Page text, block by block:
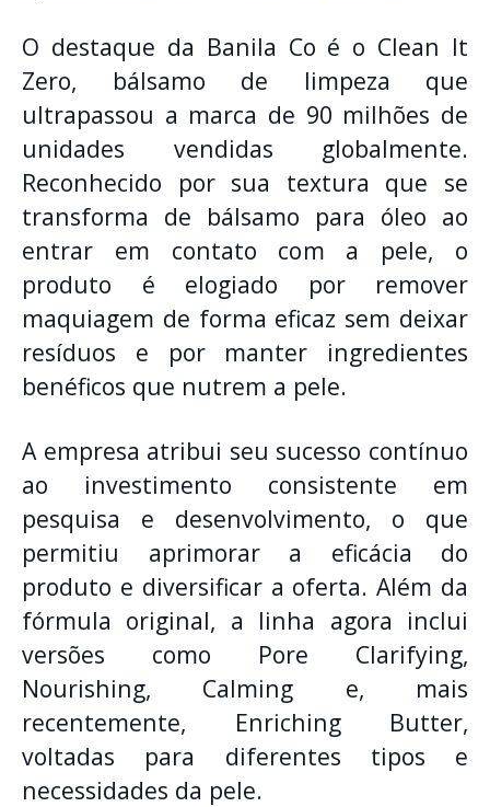
O destaque da Banila Co é o Clean It
Zero, bálsamo de limpeza que
ultrapassou a marca de 90 milhões de
unidades vendidas globalmente.
Reconhecido por sua textura que se
transforma de bálsamo para óleo ao
entrar em contato com a pele, o
produto é elogiado por remover
maquiagem de forma eficaz sem deixar
resíduos e por manter ingredientes
benéficos que nutrem a pele.
A empresa atribui seu sucesso contínuo
ao investimento consistente em
pesquisa e desenvolvimento, o que
permitiu aprimorar a eficácia do
produto e diversificar a oferta. Além da
fórmula original, a linha agora inclui
versões como Pore Clarifying,
Nourishing, Calming e, mais
recentemente, Enriching Butter,
voltadas para diferentes tipos e
necessidades da pele.